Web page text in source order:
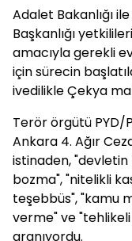
Adalet Bakanlığı
Başkanlığı
amacıyla gerekli
için sürecin
ivedilikle Çekya
Terör örgütü PYD/
Ankara 4. Ağır
istinaden,
bozma", "nitelikli
teşebbüs", "kamu
verme" ve
aranıyordu.